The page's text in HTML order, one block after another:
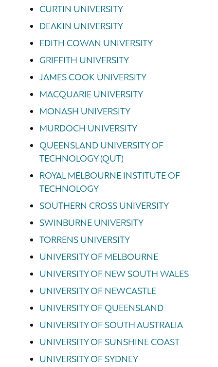
CURTIN UNIVERSITY
DEAKIN UNIVERSITY
EDITH COWAN UNIVERSITY
GRIFFITH UNIVERSITY
JAMES COOK UNIVERSITY
MACQUARIE UNIVERSITY
MONASH UNIVERSITY
MURDOCH UNIVERSITY
QUEENSLAND UNIVERSITY OF
TECHNOLOGY (QUT)
ROYAL MELBOURNE INSTITUTE OF
TECHNOLOGY
SOUTHERN CROSS UNIVERSITY
SWINBURNE UNIVERSITY
TORRENS UNIVERSITY
UNIVERSITY OF MELBOURNE
UNIVERSITY OF NEW SOUTH WALES
UNIVERSITY OF NEWCASTLE
UNIVERSITY OF QUEENSLAND
UNIVERSITY OF SOUTH AUSTRALIA
UNIVERSITY OF SUNSHINE COAST
UNIVERSITY OF SYDNEY